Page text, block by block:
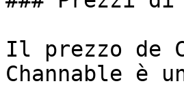
Il prezzo de
Channable è